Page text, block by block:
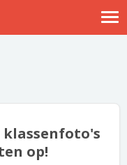
klassenfoto's
op!